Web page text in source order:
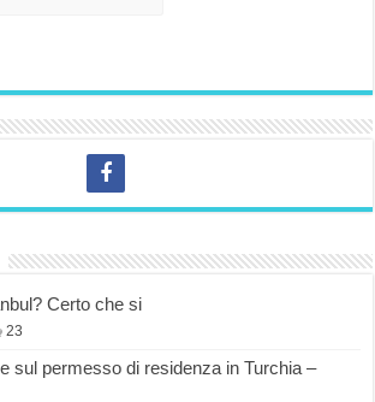
Certo che si
23
sul permesso di residenza in Turchia –